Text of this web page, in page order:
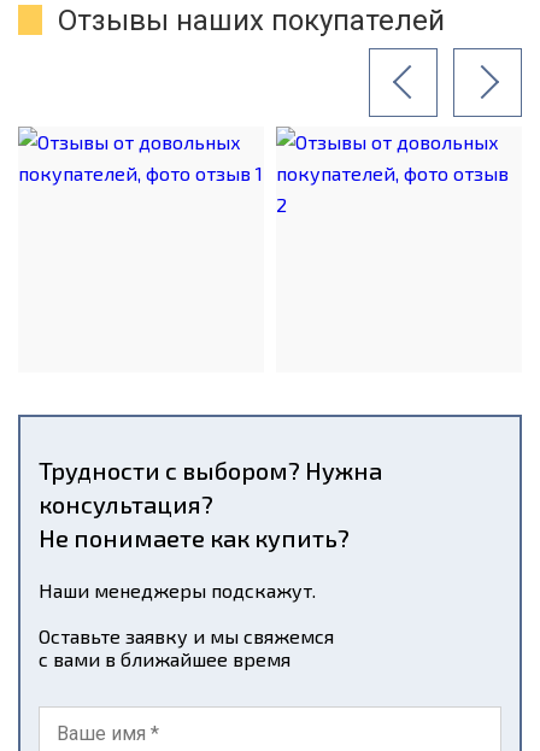
Отзывы наших покупателей
Трудности с выбором? Нужна
консультация?
Не понимаете как купить?
Наши менеджеры подскажут.
Оставьте заявку и мы свяжемся
с вами в ближайшее время